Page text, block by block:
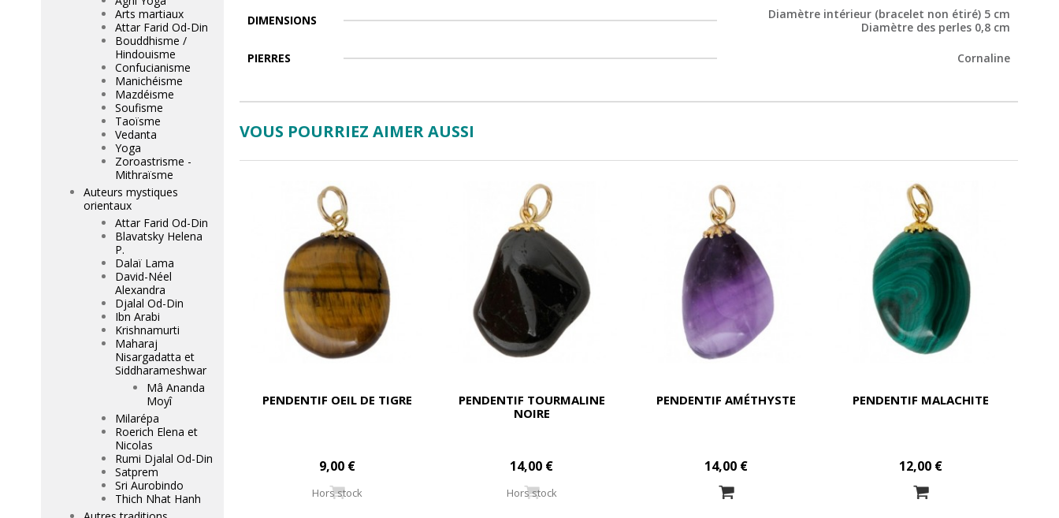
DIMENSIONS
Diamètre intérieur (bracelet non étiré) 5 cm
Diamètre des perles 0,8 cm
PIERRES Cornaline
VOUS POURRIEZ AIMER AUSSI
PENDENTIF OEIL DE TIGRE
9,00 €
Hors stock
PENDENTIF TOURMALINE
NOIRE
14,00 €
Hors stock
PENDENTIF AMÉTHYSTE
14,00 €
PENDENTIF MALACHITE
12,00 €
Arts martiaux
Attar Farid Od-Din
Bouddhisme /
Hindouisme
Confucianisme
Manichéisme
Mazdéisme
Soufisme
Taoïsme
Vedanta
Yoga
Zoroastrisme -
Mithraïsme
Auteurs mystiques
orientaux
Attar Farid Od-Din
Blavatsky Helena
P.
Dalaï Lama
David-Néel
Alexandra
Djalal Od-Din
Ibn Arabi
Krishnamurti
Maharaj
Nisargadatta et
Siddharameshwar
Mâ Ananda
Moyî
Milarépa
Roerich Elena et
Nicolas
Rumi Djalal Od-Din
Satprem
Sri Aurobindo
Thich Nhat Hanh